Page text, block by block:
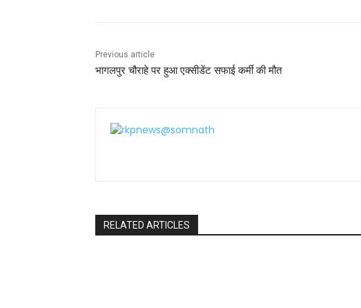
k
Previous article
भागलपुर चौराहे पर हुआ एक्सीडेंट सफाई कर्मी की मौत
RELATED ARTICLES